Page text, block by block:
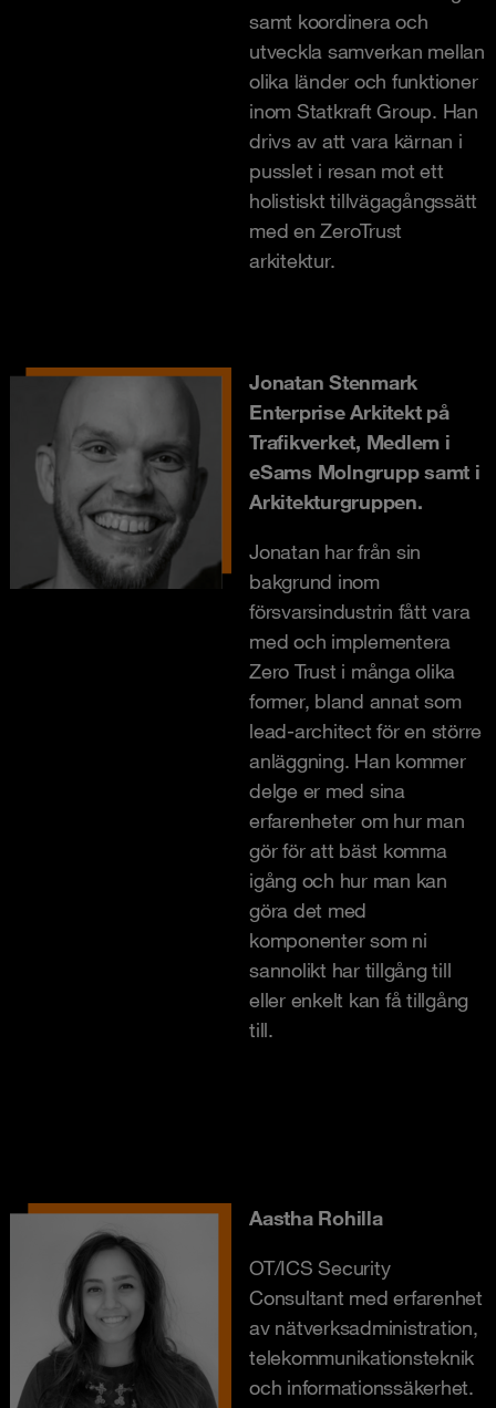
samt koordinera och
utveckla samverkan mellan
olika länder och funktioner
inom Statkraft Group. Han
drivs av att vara kärnan i
pusslet i resan mot ett
holistiskt tillvägagångssätt
med en ZeroTrust
arkitektur.
Jonatan Stenmark
Enterprise Arkitekt på
Trafikverket, Medlem i
eSams Molngrupp samt i
Arkitekturgruppen.
Jonatan har från sin
bakgrund inom
försvarsindustrin fått vara
med och implementera
Zero Trust i många olika
former, bland annat som
lead-architect för en större
anläggning. Han kommer
delge er med sina
erfarenheter om hur man
gör för att bäst komma
igång och hur man kan
göra det med
komponenter som ni
sannolikt har tillgång till
eller enkelt kan få tillgång
till.
Aastha Rohilla
OT/ICS Security
Consultant med erfarenhet
av nätverksadministration,
telekommunikationsteknik
och informationssäkerhet.